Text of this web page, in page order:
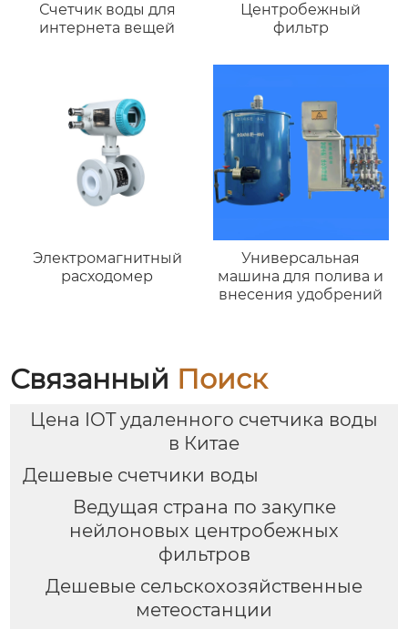
Счетчик воды для
интернета вещей
Центробежный
фильтр
Электромагнитный
расходомер
Универсальная
машина для полива и
внесения удобрений
Связанный Поиск
Цена IOT удаленного счетчика воды
в Китае
Дешевые счетчики воды
Ведущая страна по закупке
нейлоновых центробежных
фильтров
Дешевые сельскохозяйственные
метеостанции